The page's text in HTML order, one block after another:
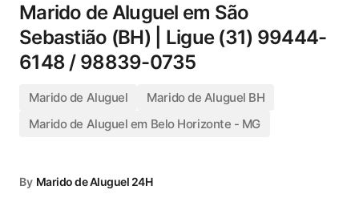
Marido de Aluguel em São
Sebastião (BH) | Ligue (31) 99444-
6148 / 98839-0735
Marido de Aluguel
Marido de Aluguel BH
Marido de Aluguel em Belo Horizonte - MG
By Marido de Aluguel 24H